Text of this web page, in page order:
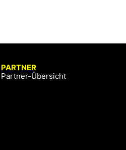
PARTNER
Partner-Übersicht